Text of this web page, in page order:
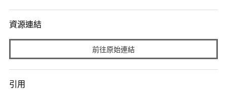
資源連結
前往原始連結
引用